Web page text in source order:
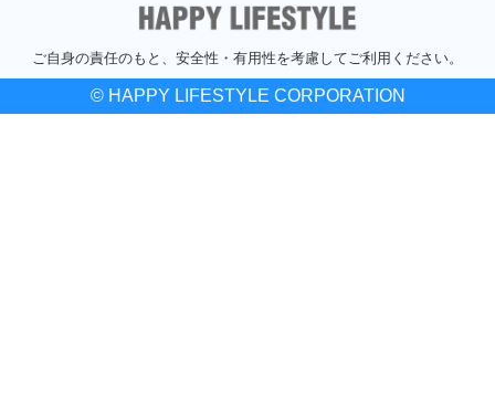
ご自身の責任のもと、安全性・有用性を考慮してご利用ください。
© HAPPY LIFESTYLE CORPORATION